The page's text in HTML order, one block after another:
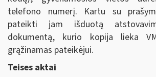
telefono numerį. Kartu su
pateikti jam išduotą
dokumentą, kurio kopija lieka
grąžinamas pateikėjui.
Teises aktai